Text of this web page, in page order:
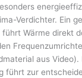
Verdichter. Ein
führt Wärme direkt
aus Video).
führt zur